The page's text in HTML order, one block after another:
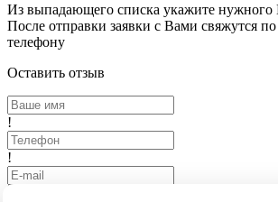
Из выпадающего списка укажите нужного
После отправки заявки с Вами свяжутся
телефону
Оставить отзыв
!
!